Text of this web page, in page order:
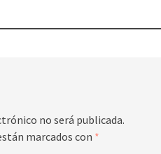
no será publicada.
marcados con *